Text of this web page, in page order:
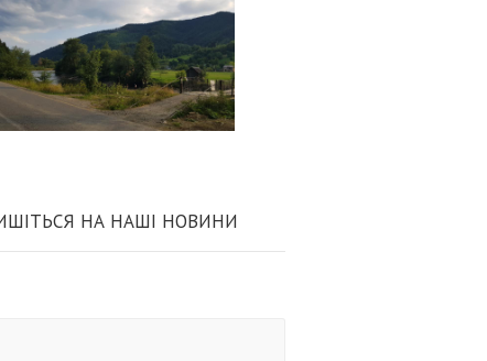
НА НАШІ НОВИНИ